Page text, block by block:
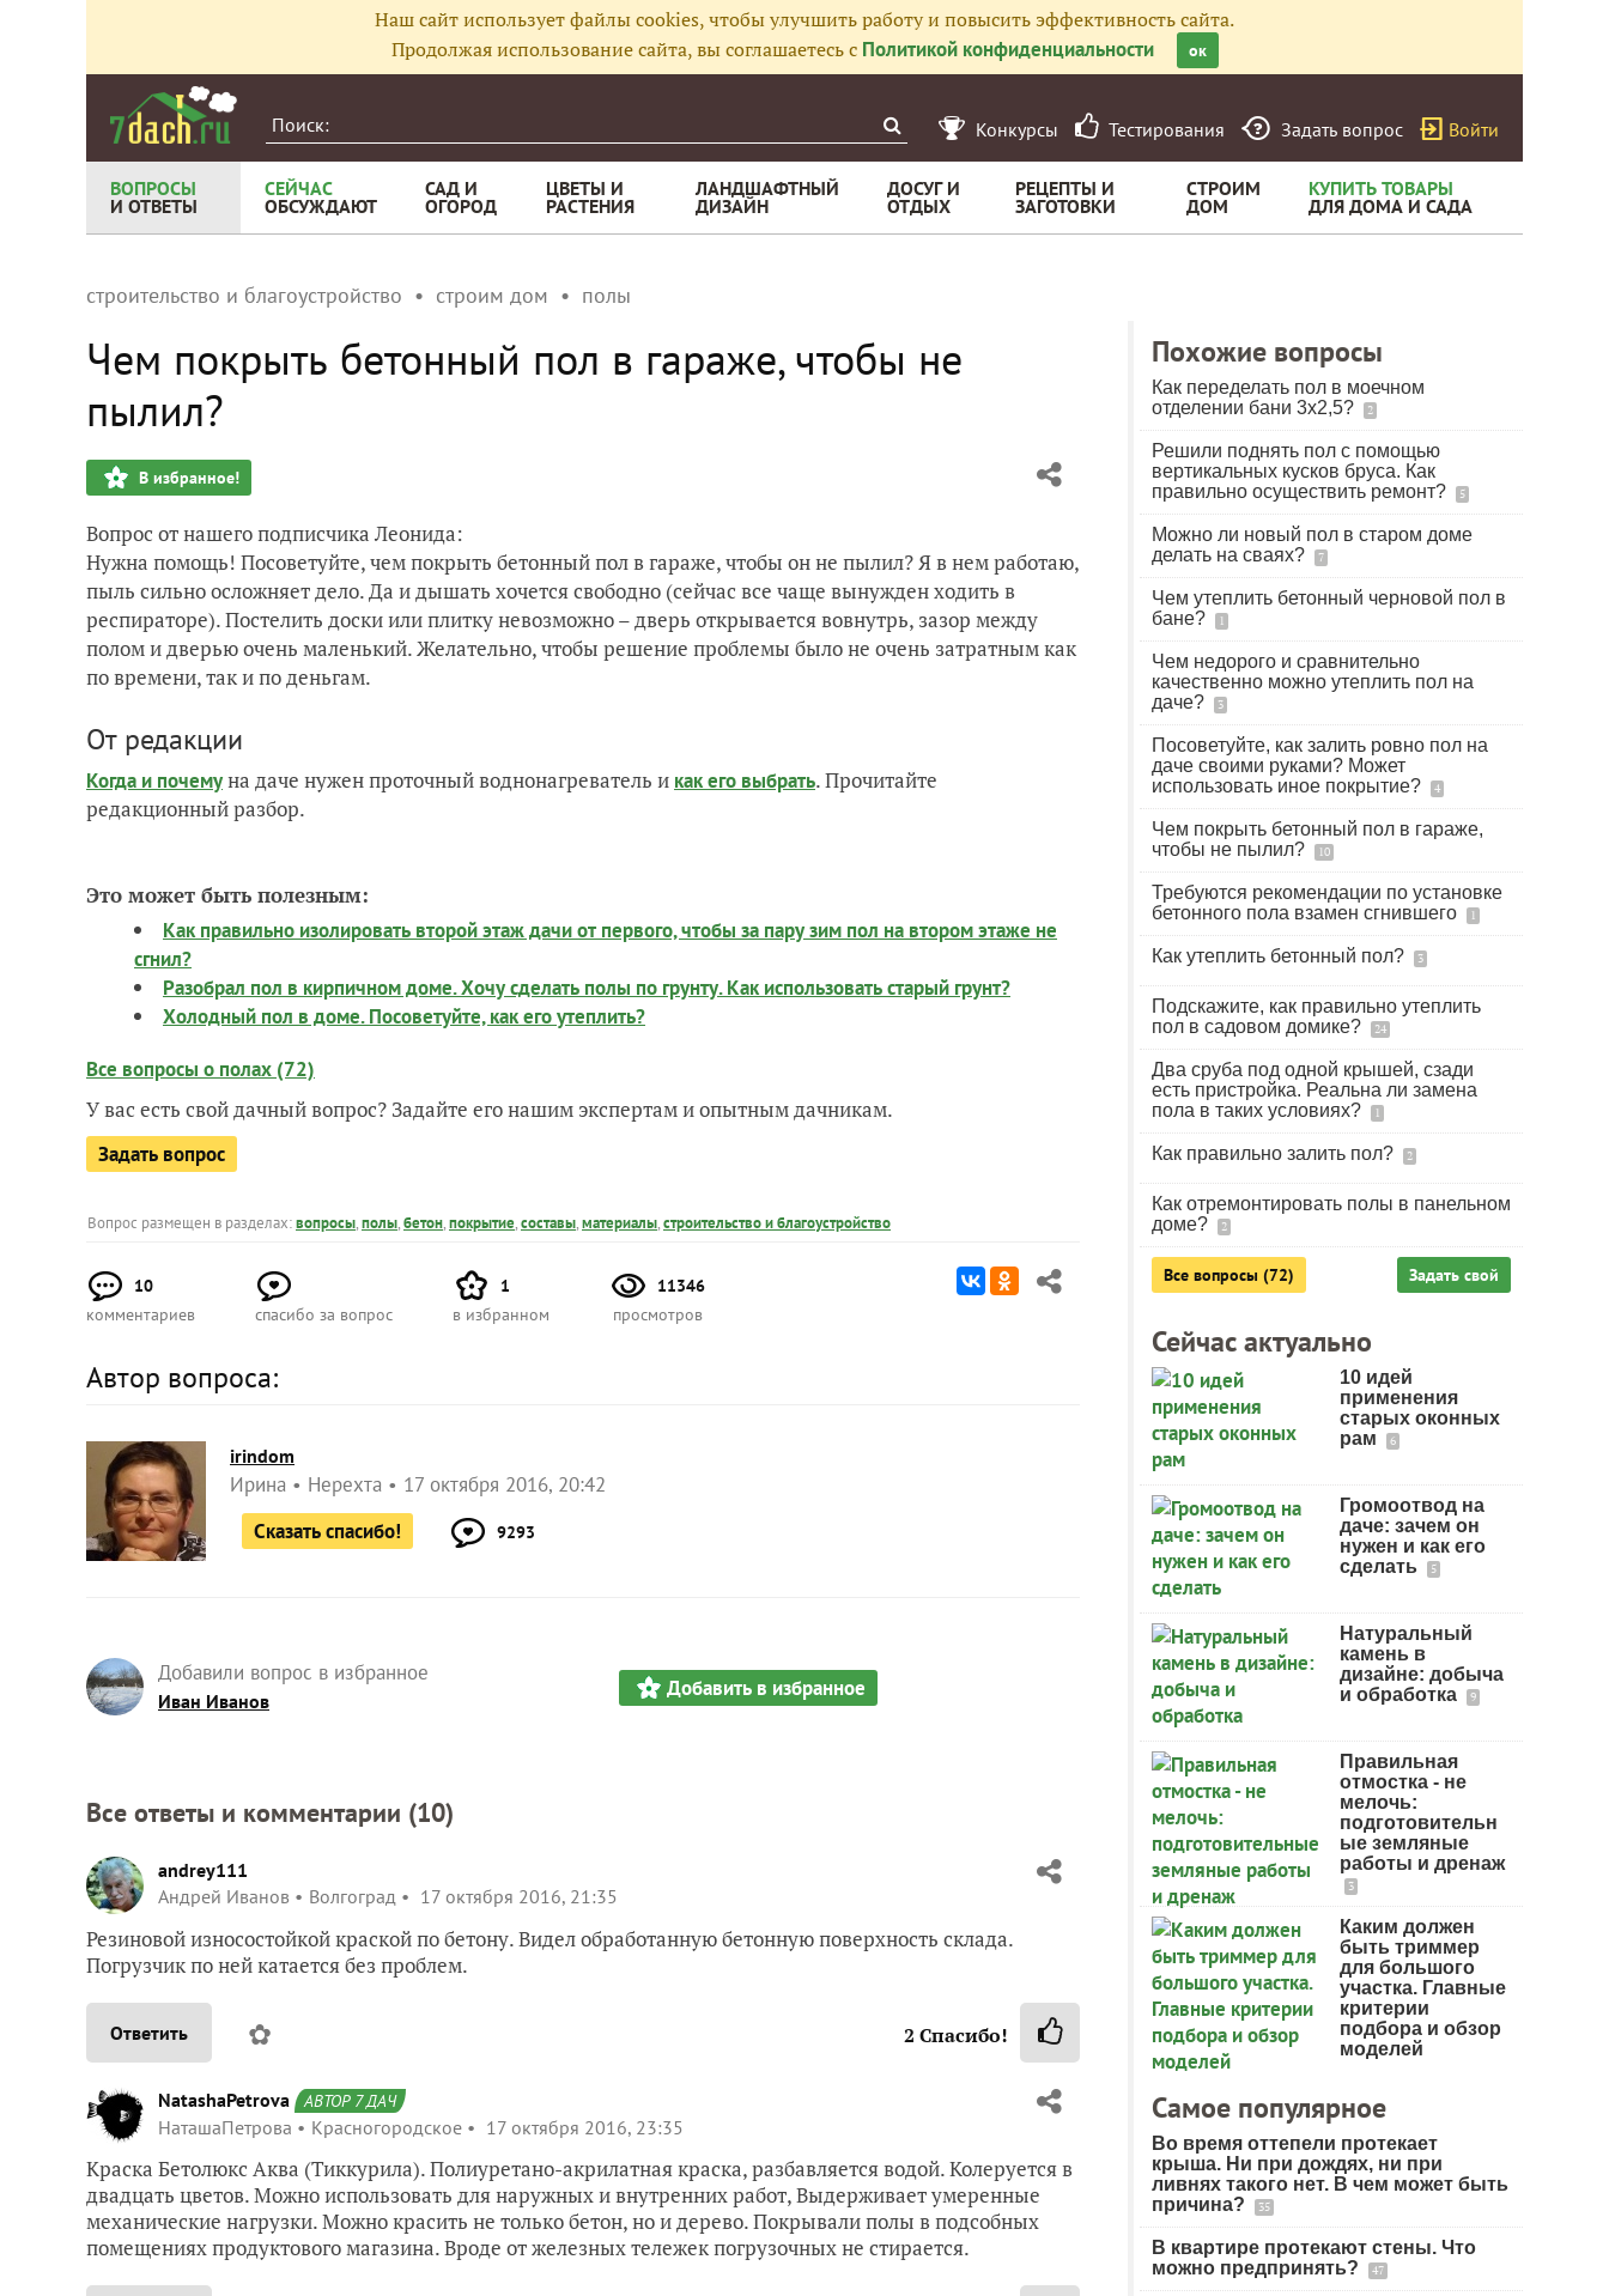
Наш сайт использует файлы cookies, чтобы улучшить работу и повысить эффективность сайта.
Продолжая использование сайта, вы соглашаетесь с Политикой конфиденциальности ок
Конкурсы Тестирования Задать вопрос Войти
ВОПРОСЫ
И ОТВЕТЫ
СЕЙЧАС
ОБСУЖДАЮТ
САД И
ОГОРОД
ЦВЕТЫ И
РАСТЕНИЯ
ЛАНДШАФТНЫЙ
ДИЗАЙН
ДОСУГ И
ОТДЫХ
РЕЦЕПТЫ И
ЗАГОТОВКИ
СТРОИМ
ДОМ
КУПИТЬ ТОВАРЫ
ДЛЯ ДОМА И САДА
строительство и благоустройство строим дом полы
Чем покрыть бетонный пол в гараже, чтобы не
пылил?
В избранное!
Вопрос от нашего подписчика Леонида:
Нужна помощь! Посоветуйте, чем покрыть бетонный пол в гараже, чтобы он не пылил? Я в нем работаю,
пыль сильно осложняет дело. Да и дышать хочется свободно (сейчас все чаще вынужден ходить в
респираторе). Постелить доски или плитку невозможно – дверь открывается вовнутрь, зазор между
полом и дверью очень маленький. Желательно, чтобы решение проблемы было не очень затратным как
по времени, так и по деньгам.
От редакции
Когда и почемуна даче нужен проточный воднонагреватель и как его выбрать. Прочитайте
редакционный разбор.
Это может быть полезным:
Как правильно изолировать второй этаж дачи от первого, чтобы за пару зим пол на втором этаже не
сгнил?
Разобрал пол в кирпичном доме. Хочу сделать полы по грунту. Как использовать старый грунт?
Холодный пол в доме. Посоветуйте, как его утеплить?
Все вопросы о полах (72)
У вас есть свой дачный вопрос? Задайте его нашим экспертам и опытным дачникам.
Задать вопрос
Вопрос размещен в разделах:вопросы,полы,бетон,покрытие,составы,материалы,строительство и благоустройство
10
комментариев
спасибо за вопрос
1
в избранном
11346
просмотров
Автор вопроса:
irindom
Ирина Нерехта
17 октября 2016, 20:42
Сказать спасибо!
9293
Добавили вопрос в избранное
Иван Иванов Добавить в избранное
Все ответы и комментарии (10)
andrey111
Андрей Иванов
Волгоград 17 октября 2016, 21:35
Резиновой износостойкой краской по бетону. Видел обработанную бетонную поверхность склада.
Погрузчик по ней катается без проблем.
Ответить ✿ 2 Спасибо!
NatashaPetrova АВТОР 7 ДАЧ
НаташаПетрова Красногородское 17 октября 2016, 23:35
Краска Бетолюкс Аква (Тиккурила). Полиуретано-акрилатная краска, разбавляется водой. Колеруется в
двадцать цветов. Можно использовать для наружных и внутренних работ, Выдерживает умеренные
механические нагрузки. Можно красить не только бетон, но и дерево. Покрывали полы в подсобных
помещениях продуктового магазина. Вроде от железных тележек погрузочных не стирается.
Похожие вопросы
Как переделать пол в моечном
отделении бани 3х2,5?
2
Решили поднять пол с помощью
вертикальных кусков бруса. Как
правильно осуществить ремонт?
5
Можно ли новый пол в старом доме
делать на сваях?
7
Чем утеплить бетонный черновой пол в
бане?
1
Чем недорого и сравнительно
качественно можно утеплить пол на
даче?
3
Посоветуйте, как залить ровно пол на
даче своими руками? Может
использовать иное покрытие?
4
Чем покрыть бетонный пол в гараже,
чтобы не пылил?
10
Требуются рекомендации по установке
бетонного пола взамен сгнившего
1
Как утеплить бетонный пол? 3
Подскажите, как правильно утеплить
пол в садовом домике?
24
Два сруба под одной крышей, сзади
есть пристройка. Реальна ли замена
пола в таких условиях?
1
Как правильно залить пол? 2
Как отремонтировать полы в панельном
доме?
2
Все вопросы (72) Задать свой
Сейчас актуально
10 идей
применения
старых оконных
рам
6
Громоотвод на
даче: зачем он
нужен и как его
сделать
5
Натуральный
камень в
дизайне: добыча
и обработка
9
Правильная
отмостка - не
мелочь:
подготовительн
ые земляные
работы и дренаж
3
Каким должен
быть триммер
для большого
участка. Главные
критерии
подбора и обзор
моделей
Самое популярное
Во время оттепели протекает
крыша. Ни при дождях, ни при
ливнях такого нет. В чем может быть
причина?
35
В квартире протекают стены. Что
можно предпринять?
47